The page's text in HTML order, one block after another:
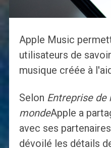
Apple Music
utilisateurs de
musique créée à
Selon Entreprise de
mondeApple a
avec ses
dévoilé les détails